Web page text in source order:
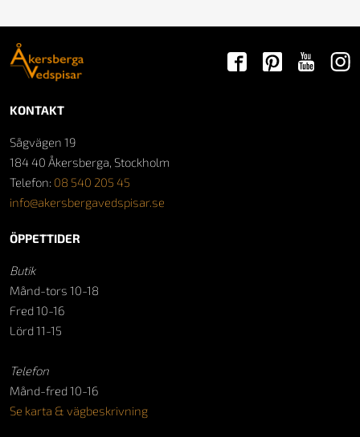
KONTAKT
Sågvägen 19
184 40 Åkersberga, Stockholm
Telefon: 08 540 205 45
info@akersbergavedspisar.se
ÖPPETTIDER
Butik
Månd-tors 10-18
Fred 10-16
Lörd 11-15
Telefon
Månd-fred 10-16
Se karta & vägbeskrivning